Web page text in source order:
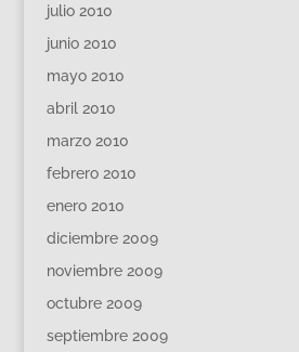
julio 2010
junio 2010
mayo 2010
abril 2010
marzo 2010
febrero 2010
enero 2010
diciembre 2009
noviembre 2009
octubre 2009
septiembre 2009